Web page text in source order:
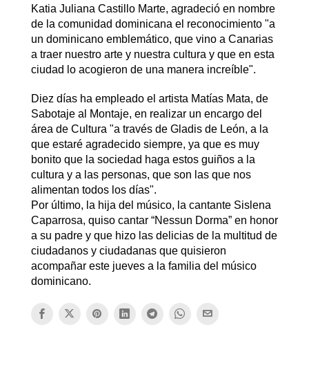
Katia Juliana Castillo Marte, agradeció en nombre
de la comunidad dominicana el reconocimiento "a
un dominicano emblemático, que vino a Canarias
a traer nuestro arte y nuestra cultura y que en esta
ciudad lo acogieron de una manera increíble".
Diez días ha empleado el artista Matías Mata, de
Sabotaje al Montaje, en realizar un encargo del
área de Cultura "a través de Gladis de León, a la
que estaré agradecido siempre, ya que es muy
bonito que la sociedad haga estos guiños a la
cultura y a las personas, que son las que nos
alimentan todos los días".
Por último, la hija del músico, la cantante Sislena
Caparrosa, quiso cantar “Nessun Dorma” en honor
a su padre y que hizo las delicias de la multitud de
ciudadanos y ciudadanas que quisieron
acompañar este jueves a la familia del músico
dominicano.